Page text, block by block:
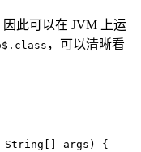
因此可以在 JVM 上运
，可以清晰看
String[] args)
{